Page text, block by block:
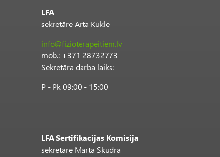
LFA
sekretāre Arta Kukle
info@fizioterapeitiem.lv
mob.: +371 28732773
Sekretāra darba laiks:
P - Pk 09:00 - 15:00
LFA Sertifikācijas Komisija
sekretāre Marta Skudra